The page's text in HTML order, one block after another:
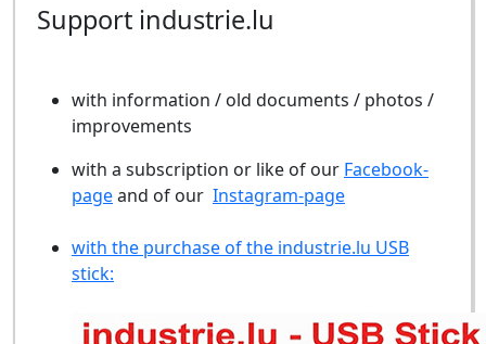
Support industrie.lu
with information / old documents / photos /
improvements
with a subscription or like of our Facebook-
pageand of our Instagram-page
with the purchase of the industrie.lu USB
stick: